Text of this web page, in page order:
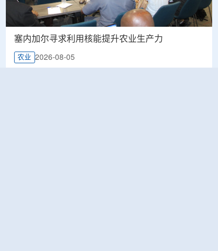
塞内加尔寻求利用核能提升农业生产力
农业 2026-08-05